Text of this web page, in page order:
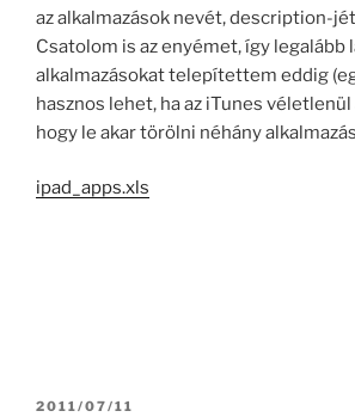
az alkalmazások nevét, description-
Csatolom is az enyémet, így legalább
alkalmazásokat telepítettem eddig
hasznos lehet, ha az iTunes
hogy le akar törölni néhány
ipad_apps.xls
POSTED
2011/07/11